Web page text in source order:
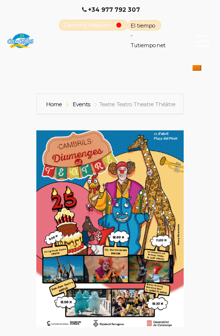
+34 977 792 307
Cambrils Webcam
El tiempo
-
Tutiempo.net
Home Events Teatre Teatro Theatre Théâtre